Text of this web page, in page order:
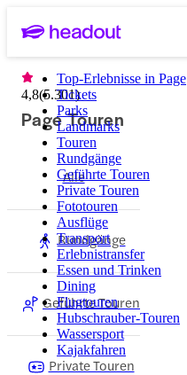
Top-Erlebnisse in Page
Tickets
Parks
Landmarks
Touren
Rundgänge
Geführte Touren
Private Touren
Fototouren
Ausflüge
Transport
Erlebnistransfer
Essen und Trinken
Dining
Flugtouren
Hubschrauber-Touren
Wassersport
Kajakfahren
4,8(5.301)
Page Touren
Alle
Rundgänge
Geführte Touren
Private Touren